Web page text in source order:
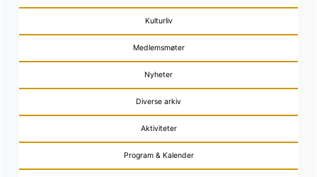
Kulturliv
Medlemsmøter
Nyheter
Diverse arkiv
Aktiviteter
Program & Kalender